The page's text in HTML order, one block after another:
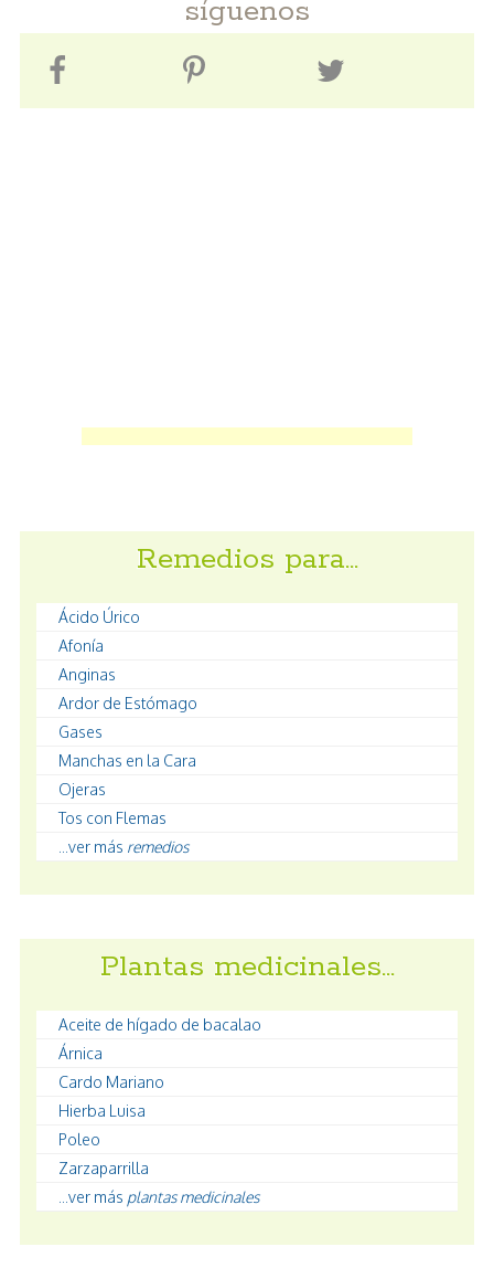
síguenos
Remedios para…
Ácido Úrico
Afonía
Anginas
Ardor de Estómago
Gases
Manchas en la Cara
Ojeras
Tos con Flemas
...ver más remedios
Plantas medicinales…
Aceite de hígado de bacalao
Árnica
Cardo Mariano
Hierba Luisa
Poleo
Zarzaparrilla
...ver más plantas medicinales